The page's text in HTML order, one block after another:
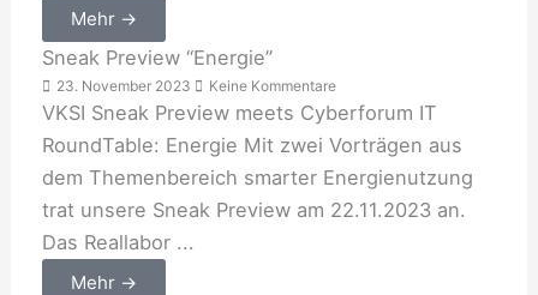
Mehr →
Sneak Preview “Energie”
23. November 2023 Keine Kommentare
VKSI Sneak Preview meets Cyberforum IT
RoundTable: Energie Mit zwei Vorträgen aus
dem Themenbereich smarter Energienutzung
trat unsere Sneak Preview am 22.11.2023 an.
Das Reallabor ...
Mehr →